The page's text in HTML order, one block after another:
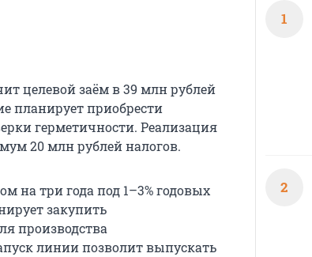
целевой заём в 39 млн рублей
планирует приобрести
герметичности. Реализация
20 млн рублей налогов.
на три года под 1–3% годовых
закупить
производства
линии позволит выпускать
1
2